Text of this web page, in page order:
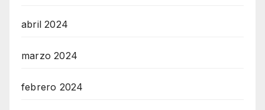
abril 2024
marzo 2024
febrero 2024